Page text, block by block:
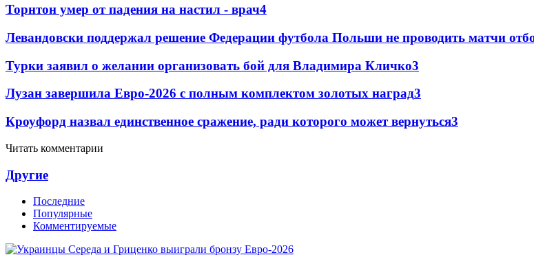
Торнтон умер от падения на настил - врач4
Левандовски поддержал решение Федерации футбола Польши не проводить матчи
Турки заявил о желании организовать бой для Владимира Кличко3
Лузан завершила Евро-2026 с полным комплектом золотых наград3
Кроуфорд назвал единственное сражение, ради которого может вернуться3
Читать комментарии
Другие
Последние
Популярные
Комментируемые